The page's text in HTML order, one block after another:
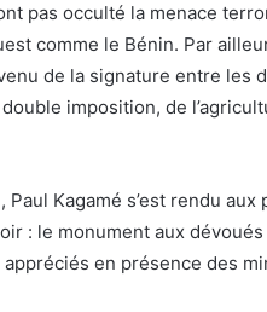
pas occulté la menace
comme le Bénin. Par
de la signature entre les
imposition, de
Kagamé s’est rendu
: le monument aux dévoués
en présence des